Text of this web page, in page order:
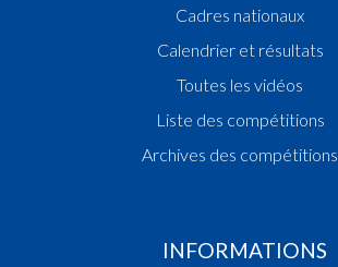
Cadres nationaux
Calendrier et résultats
Toutes les vidéos
Liste des compétitions
Archives des compétitions
INFORMATIONS